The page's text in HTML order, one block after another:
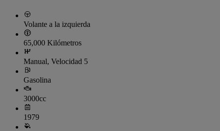
Volante a la izquierda
65,000 Kilómetros
Manual, Velocidad 5
Gasolina
3000cc
1979